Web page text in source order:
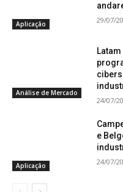
Aplicação 29/07/
Análise de Mercado
24/07/
Aplicação
e
24/07/